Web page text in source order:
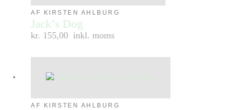
AF KIRSTEN AHLBURG
Jack’s Dog
kr. 155,00 inkl. moms
AF KIRSTEN AHLBURG